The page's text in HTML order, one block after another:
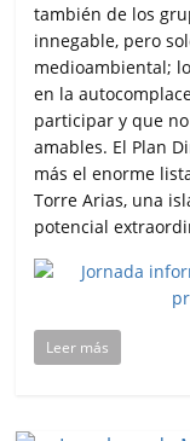
también de los
innegable, pero
medioambiental;
en la
participar y que
amables. El Plan
más el enorme
Torre Arias, una
potencial
Leer más